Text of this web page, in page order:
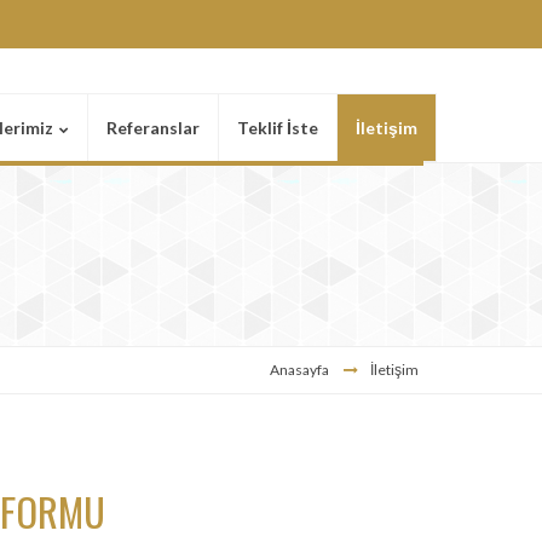
Referanslar Teklif İste İletişim
Anasayfa İletişim